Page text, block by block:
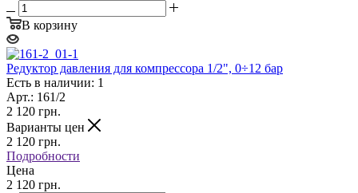
В корзину
Редуктор давления для компрессора 1/2", 0÷12 бар
Есть в наличии: 1
Арт.: 161/2
2 120 грн.
Варианты цен
2 120 грн.
Подробности
Цена
2 120 грн.